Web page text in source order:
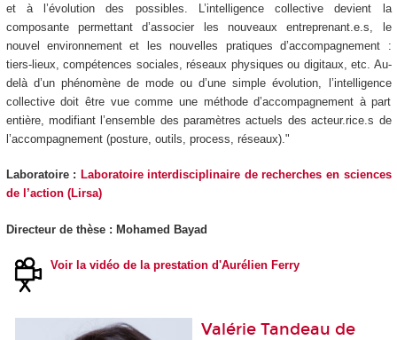
et à l’évolution des possibles. L’intelligence collective devient la
composante permettant d’associer les nouveaux entreprenant.e.s, le
nouvel environnement et les nouvelles pratiques d’accompagnement :
tiers-lieux, compétences sociales, réseaux physiques ou digitaux, etc. Au-
delà d’un phénomène de mode ou d’une simple évolution, l’intelligence
collective doit être vue comme une méthode d’accompagnement à part
entière, modifiant l’ensemble des paramètres actuels des acteur.rice.s de
l’accompagnement (posture, outils, process, réseaux)."
Laboratoire : Laboratoire interdisciplinaire de recherches en sciences
de l’action (Lirsa)
Directeur de thèse : Mohamed Bayad
Voir la vidéo de la prestation d'Aurélien Ferry
Valérie Tandeau de